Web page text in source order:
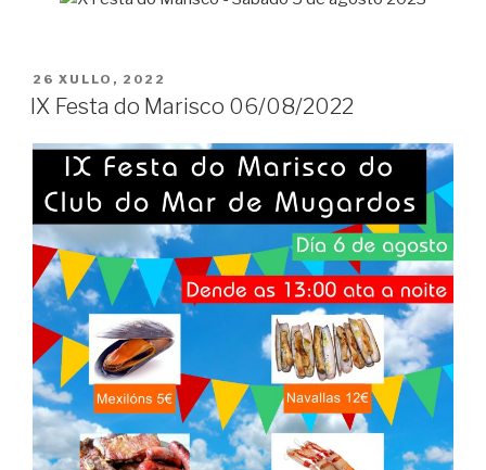
POSTED
ON
26 XULLO, 2022
IX Festa do Marisco 06/08/2022